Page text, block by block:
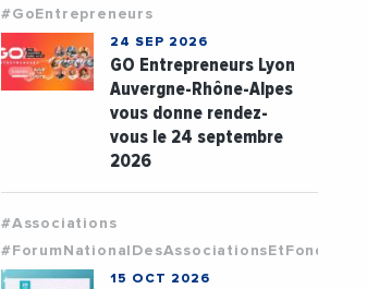
#GoEntrepreneurs
24 SEP 2026
GO Entrepreneurs Lyon
Auvergne-Rhône-Alpes
vous donne rendez-
vous le 24 septembre
2026
#Associations
15 OCT 2026